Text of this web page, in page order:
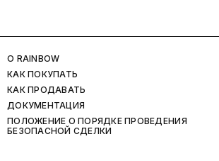
O RAINBOW
КАК ПОКУПАТЬ
КАК ПРОДАВАТЬ
ДОКУМЕНТАЦИЯ
ПОЛОЖЕНИЕ О ПОРЯДКЕ ПРОВЕДЕНИЯ
БЕЗОПАСНОЙ СДЕЛКИ